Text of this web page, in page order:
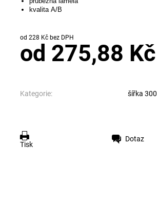
kvalita A/B
od 228 Kč bez DPH
od 275,88 Kč
Kategorie: šířka
Tisk
Dotaz